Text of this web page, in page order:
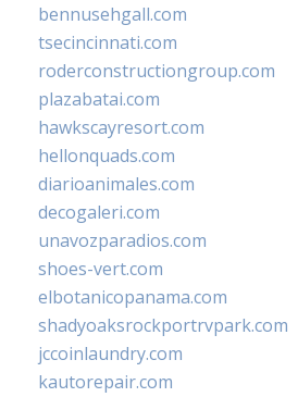
bennusehgall.com
tsecincinnati.com
roderconstructiongroup.com
plazabatai.com
hawkscayresort.com
hellonquads.com
diarioanimales.com
decogaleri.com
unavozparadios.com
shoes-vert.com
elbotanicopanama.com
shadyoaksrockportrvpark.com
jccoinlaundry.com
kautorepair.com